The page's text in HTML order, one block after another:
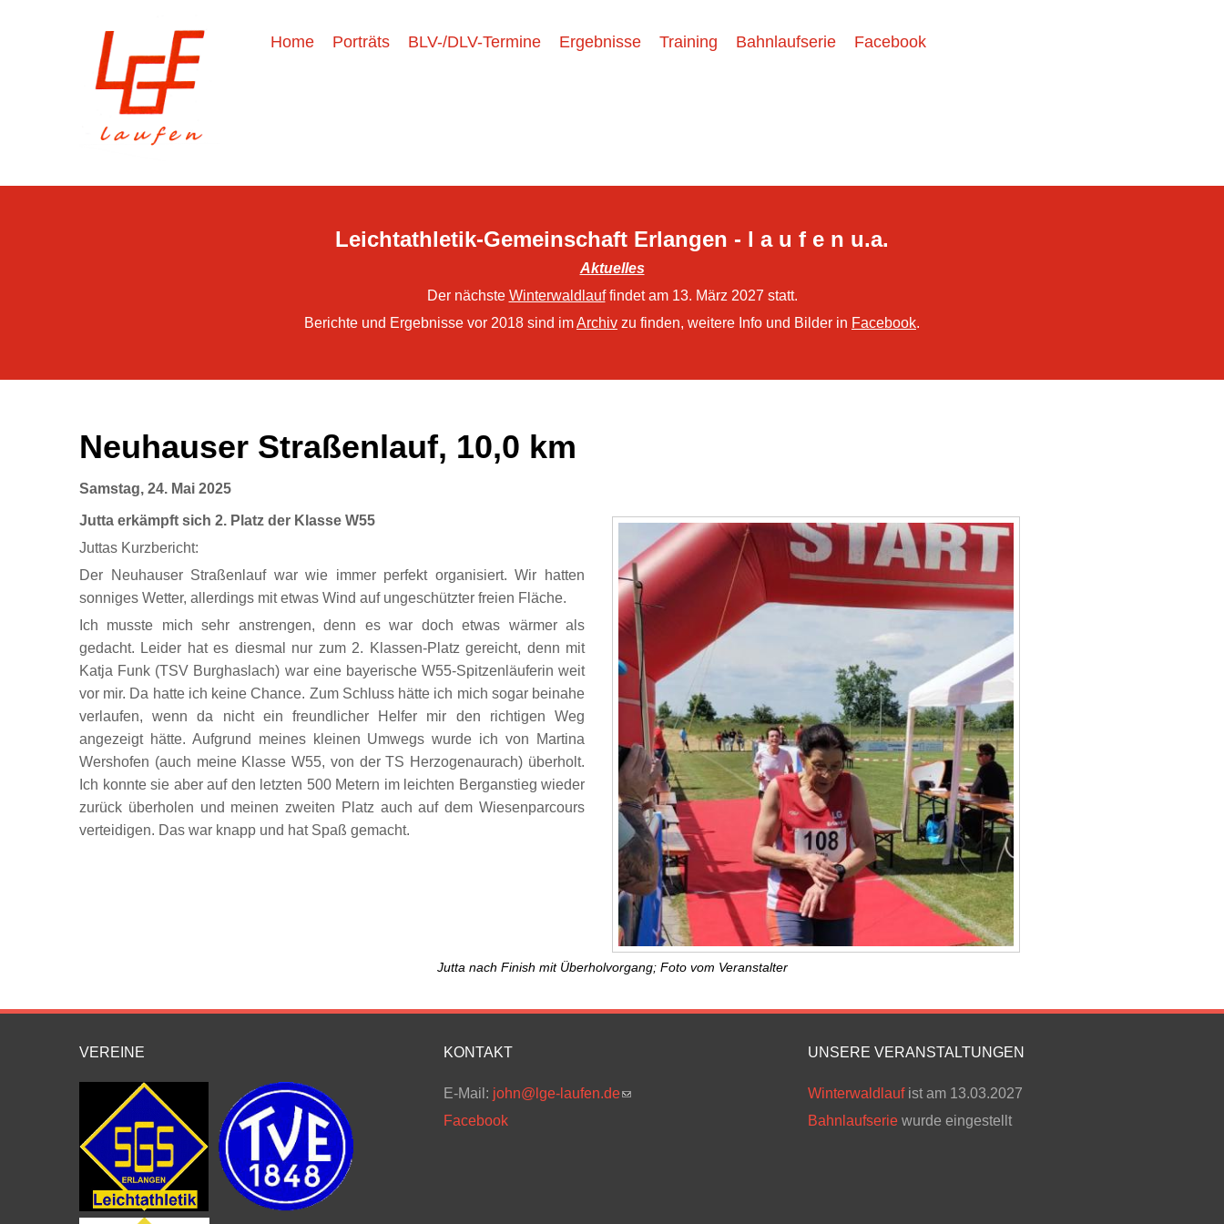
Home Porträts BLV-/DLV-Termine Ergebnisse Training Bahnlaufserie Facebook
Leichtathletik-Gemeinschaft Erlangen - l a u f e n u.a.
Aktuelles
Der nächste Winterwaldlauffindet am 13. März 2027 statt.
Berichte und Ergebnisse vor 2018 sind imArchiv zu finden, weitere Info und Bilder in Facebook.
Neuhauser Straßenlauf, 10,0 km
Samstag, 24. Mai 2025
Jutta erkämpft sich 2. Platz der Klasse W55
Juttas Kurzbericht:
Der Neuhauser Straßenlauf war wie immer perfekt organisiert. Wir hatten
sonniges Wetter, allerdings mit etwas Wind auf ungeschützter freien Fläche.
Ich musste mich sehr anstrengen, denn es war doch etwas wärmer als
gedacht. Leider hat es diesmal nur zum 2. Klassen-Platz gereicht, denn mit
Katja Funk (TSV Burghaslach) war eine bayerische W55-Spitzenläuferin weit
vor mir. Da hatte ich keine Chance. Zum Schluss hätte ich mich sogar beinahe
verlaufen, wenn da nicht ein freundlicher Helfer mir den richtigen Weg
angezeigt hätte. Aufgrund meines kleinen Umwegs wurde ich von Martina
Wershofen (auch meine Klasse W55, von der TS Herzogenaurach) überholt.
Ich konnte sie aber auf den letzten 500 Metern im leichten Berganstieg wieder
zurück überholen und meinen zweiten Platz auch auf dem Wiesenparcours
verteidigen. Das war knapp und hat Spaß gemacht.
Jutta nach Finish mit Überholvorgang; Foto vom Veranstalter
VEREINE KONTAKT
E-Mail: john@lge-laufen.de(link sends e-mail)
Facebook
UNSERE VERANSTALTUNGEN
Winterwaldlaufist am 13.03.2027
Bahnlaufserie wurde eingestellt